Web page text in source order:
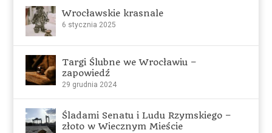
Wrocławskie krasnale
6 stycznia 2025
Targi Ślubne we Wrocławiu –
zapowiedź
29 grudnia 2024
Śladami Senatu i Ludu Rzymskiego –
złoto w Wiecznym Mieście